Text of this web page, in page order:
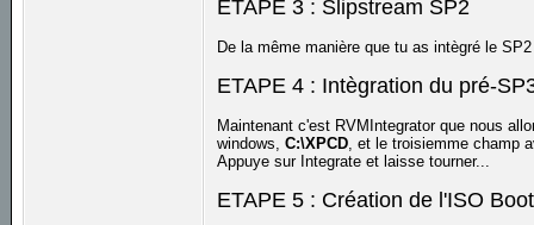
ETAPE 3 : Slipstream SP2
De la même manière que tu as intègré le
ETAPE 4 : Intègration du pré-
Maintenant c'est RVMIntegrator que nous
windows,C:\XPCD, et le troisiemme champ
Appuye sur Integrate et laisse tourner...
ETAPE 5 : Création de l'ISO